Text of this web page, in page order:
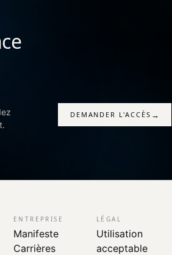
DEMANDER L'ACCÈS →
ENTREPRISE
Manifeste
Carrières
LÉGAL
Utilisation
acceptable